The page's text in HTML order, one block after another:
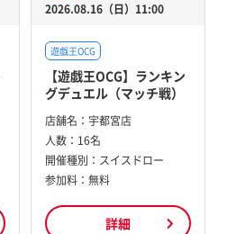
2026.08.16（日）11:00
遊戯王OCG
【遊戯王OCG】ランキン
グデュエル（マッチ戦）
店舗名： 宇都宮店
人数： 16名
開催種別： スイスドロー
参加料： 無料
詳細